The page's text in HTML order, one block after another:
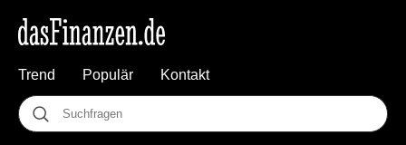
Trend Populär Kontakt